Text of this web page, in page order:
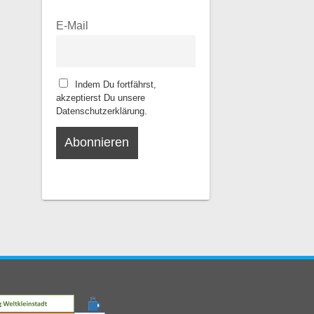
E-Mail
Indem Du fortfährst,
akzeptierst Du unsere
Datenschutzerklärung.